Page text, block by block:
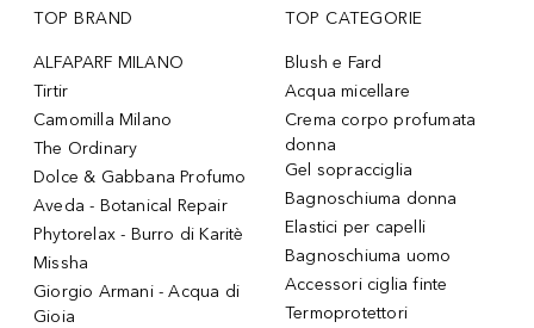
TOP BRAND
ALFAPARF MILANO
Tirtir
Camomilla Milano
The Ordinary
Dolce & Gabbana Profumo
Aveda - Botanical Repair
Phytorelax - Burro di Karitè
Missha
Giorgio Armani - Acqua di
Gioia
TOP CATEGORIE
Blush e Fard
Acqua micellare
Crema corpo profumata
donna
Gel sopracciglia
Bagnoschiuma donna
Elastici per capelli
Bagnoschiuma uomo
Accessori ciglia finte
Termoprotettori